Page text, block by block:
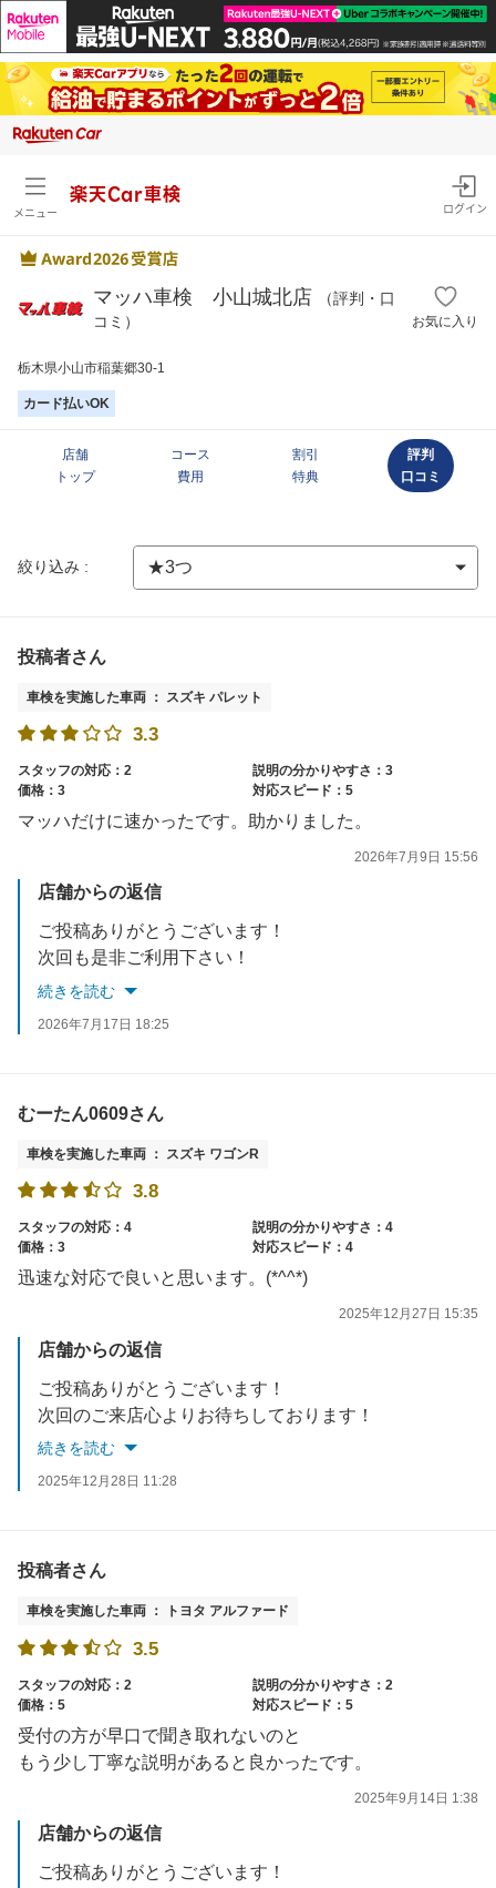
メニュー
楽天Car車検
ログイン
マッハ車検 小山城北店
（評判・口
コミ）
お気に入り
栃木県小山市稲葉郷30-1
カード払いOK
店舗
トップ
コース
費用
割引
特典
評判
口コミ
絞り込み :
投稿者さん
車検を実施した車両 ： スズキ パレット
3.3
スタッフの対応：2
説明の分かりやすさ：3
価格：3
対応スピード：5
マッハだけに速かったです。助かりました。
2026年7月9日 15:56
店舗からの返信
ご投稿ありがとうございます！
次回も是非ご利用下さい！
続きを読む
2026年7月17日 18:25
むーたん0609さん
車検を実施した車両 ： スズキ ワゴンR
3.8
スタッフの対応：4
説明の分かりやすさ：4
価格：3
対応スピード：4
迅速な対応で良いと思います。(*^^*)
2025年12月27日 15:35
店舗からの返信
ご投稿ありがとうございます！
次回のご来店心よりお待ちしております！
続きを読む
2025年12月28日 11:28
投稿者さん
車検を実施した車両 ： トヨタ アルファード
3.5
スタッフの対応：2
説明の分かりやすさ：2
価格：5
対応スピード：5
受付の方が早口で聞き取れないのと
もう少し丁寧な説明があると良かったです。
2025年9月14日 1:38
店舗からの返信
ご投稿ありがとうございます！